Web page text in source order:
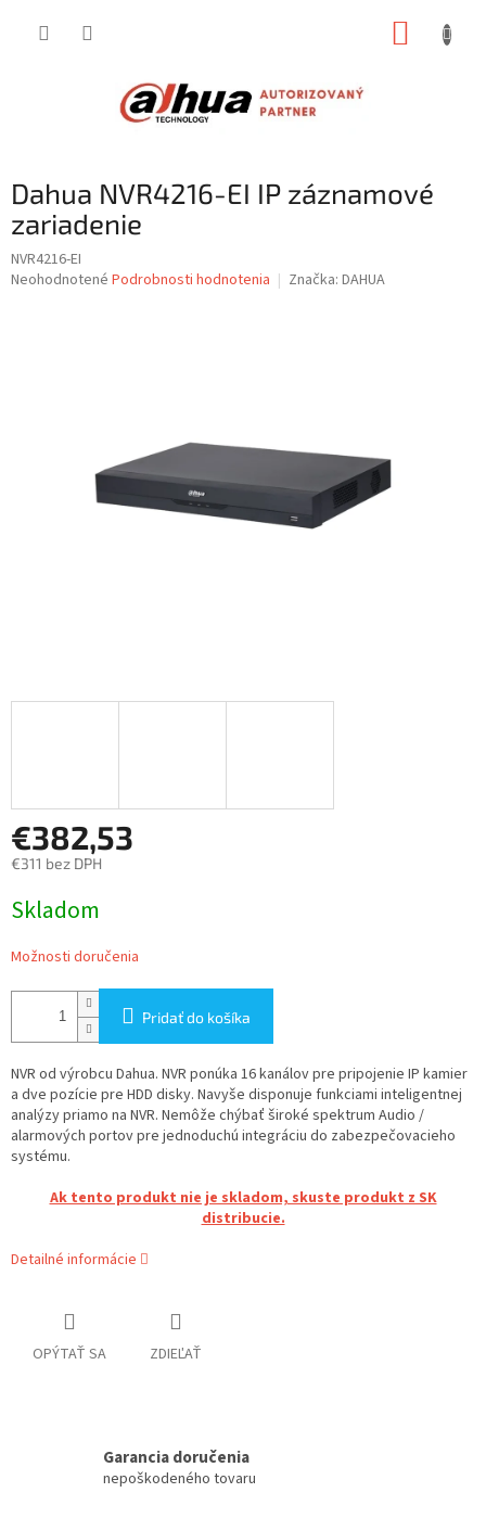
Dahua NVR4216-EI IP záznamové
zariadenie
NVR4216-EI
Priemerné
Neohodnotené Podrobnosti hodnotenia Značka: DAHUA
€382,53
€311 bez DPH
cena:
Skladom
Možnosti doručenia
Pridať do košíka
NVR od výrobcu Dahua. NVR ponúka 16 kanálov pre pripojenie IP kamier
a dve pozície pre HDD disky. Navyše disponuje funkciami inteligentnej
analýzy priamo na NVR. Nemôže chýbať široké spektrum Audio /
alarmových portov pre jednoduchú integráciu do zabezpečovacieho
systému.
Ak tento produkt nie je skladom, skuste produkt z SK
distribucie.
Detailné informácie
OPÝTAŤ SA ZDIEĽAŤ
Garancia doručenia
nepoškodeného tovaru